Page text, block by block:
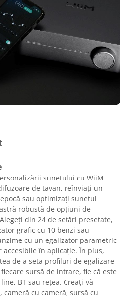
sunetului cu WiiM
de tavan, reînviați un
sau optimizați sunetul
robustă de opțiuni de
din 24 de setări presetate,
grafic cu 10 benzi sau
cu un egalizator parametric
accesibile în aplicație. În plus,
de a seta profiluri de egalizare
sursă de intrare, fie că este
BT sau rețea. Creați-vă
cu cameră, sursă cu